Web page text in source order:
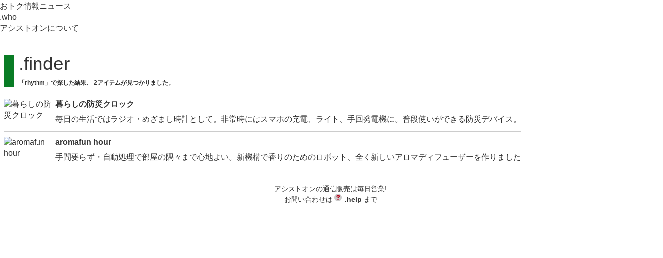
.finder
「rhythm」で探した結果、 2アイテムが見つかりました。
暮らしの防災クロック
毎日の生活ではラジオ・めざまし時計として。非常時にはスマホの充電、ライト、手回発電機に。普段使いができる防災デバイス。
aromafun hour
手間要らず・自動処理で部屋の隅々まで心地よい。新機構で香りのためのロボット、全く新しいアロマディフューザーを作りました
おトク情報ニュース
.who
アシストオンについて
アシストオンの通信販売は毎日営業!
お問い合わせは
.help まで